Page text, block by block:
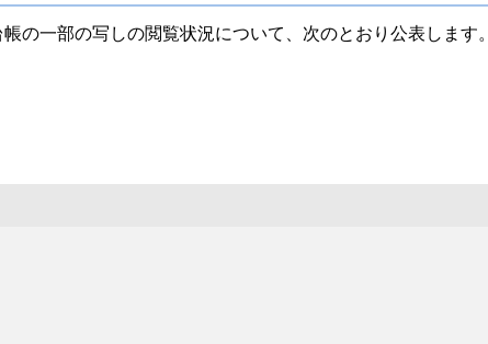
の一部の写しの閲覧状況について、次のとおり公表します。